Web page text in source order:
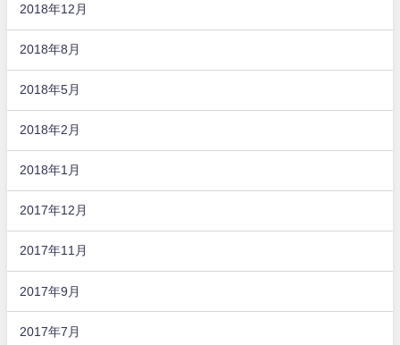
2018年12月
2018年8月
2018年5月
2018年2月
2018年1月
2017年12月
2017年11月
2017年9月
2017年7月